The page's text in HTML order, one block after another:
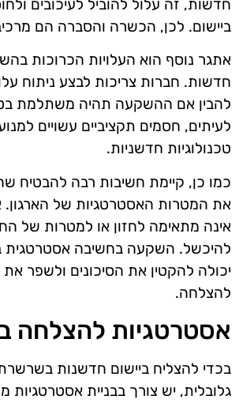
חדשות, זה עלול להוביל לעיכובים
ביישום. לכן, הכשרה והסברה הם
אתגר נוסף הוא העלויות הכרוכות
חדשות. חברות צריכות לבצע ניתוח
להבין אם ההשקעה תהיה משתלמת
לעיתים, חסמים תקציביים עשויים
טכנולוגיות חדשניות.
כמו כן, קיימת חשיבות רבה להבטיח
את המטרות האסטרטגיות של
אינה מתאימה לחזון או למטרות של
להיכשל. השקעה בחשיבה אסטרטגית
יכולה להקטין את הסיכונים ולשפר את
להצלחה.
אסטרטגיות להצלחה
בכדי להצליח ביישום חדשנות
גלובלית, יש צורך בבניית אסטרטגיות